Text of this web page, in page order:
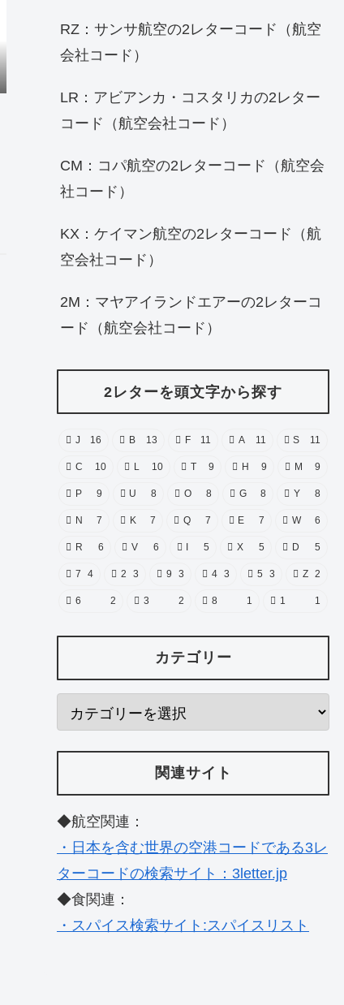
RZ：サンサ航空の2レターコード（航空
会社コード）
LR：アビアンカ・コスタリカの2レター
コード（航空会社コード）
CM：コパ航空の2レターコード（航空会
社コード）
KX：ケイマン航空の2レターコード（航
空会社コード）
2M：マヤアイランドエアーの2レターコ
ード（航空会社コード）
2レターを頭文字から探す
J 16 B 13 F 11 A 11 S 11
C 10 L 10 T 9 H 9 M 9
P 9 U 8 O 8 G 8 Y 8
N 7 K 7 Q 7 E 7 W 6
R 6 V 6 5 X 5 D 5
7 4 2 3 9 3 4 3 5 3 Z 2
6 2 3 2 8 1 1 1
カテゴリー
関連サイト
◆航空関連：
・日本を含む世界の空港コードである3レ
ターコードの検索サイト：3letter.jp
◆食関連：
・スパイス検索サイト:スパイスリスト